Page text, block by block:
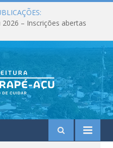
– Inscrições abertas